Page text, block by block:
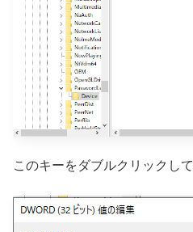
このキーをダブルクリックして